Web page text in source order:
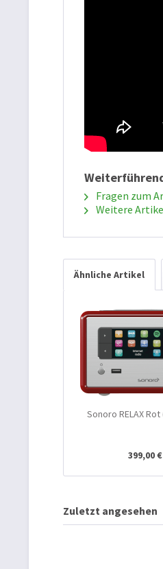
Fragen zum
Weitere
Ähnliche Artikel
Sonoro RELAX
399,00
Zuletzt angesehen